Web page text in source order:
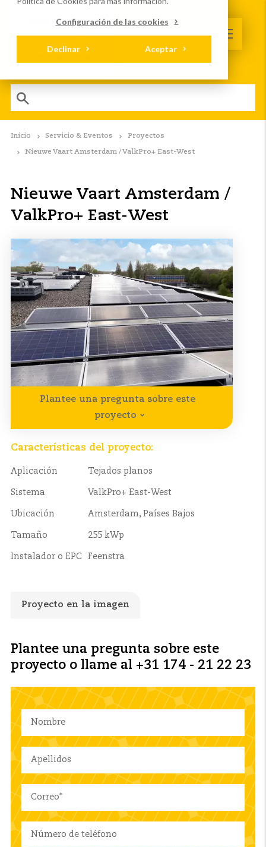
Configuración de las cookies
Aceptar
Declinar
Inicio Servicio & Eventos Proyectos
Nieuwe Vaart Amsterdam / ValkPro+ East-West
Nieuwe Vaart Amsterdam /
ValkPro+ East-West
Plantee una pregunta sobre este
proyecto
Características del proyecto:
Aplicación Tejados planos
Sistema ValkPro+ East-West
Ubicación Amsterdam, Países Bajos
Tamaño 255 kWp
Instalador o EPC Feenstra
Proyecto en la imagen
Plantee una pregunta sobre este
proyecto o llame al +31 174 - 21 22 23